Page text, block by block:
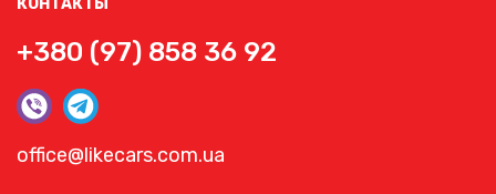
КОНТАКТЫ
+380 (97) 858 36 92
office@likecars.com.ua